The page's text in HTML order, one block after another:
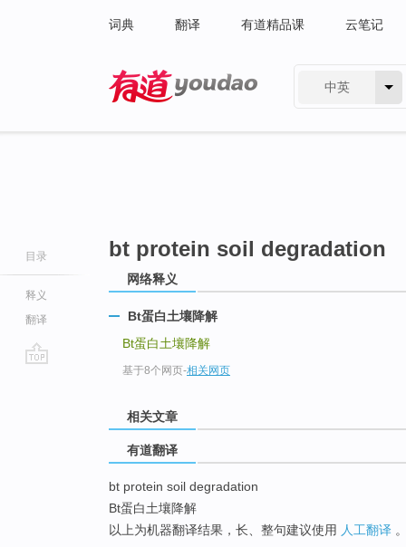
词典 翻译 有道精品课 云笔记
中英
目录
释义
翻译
bt protein soil degradation
网络释义
Bt蛋白土壤降解
Bt蛋白土壤降解
基于8个网页-相关网页
相关文章
有道翻译
bt protein soil degradation
Bt蛋白土壤降解
以上为机器翻译结果，长、整句建议使用 人工翻译